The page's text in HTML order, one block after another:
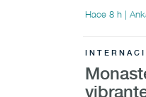
Hace 8 h |